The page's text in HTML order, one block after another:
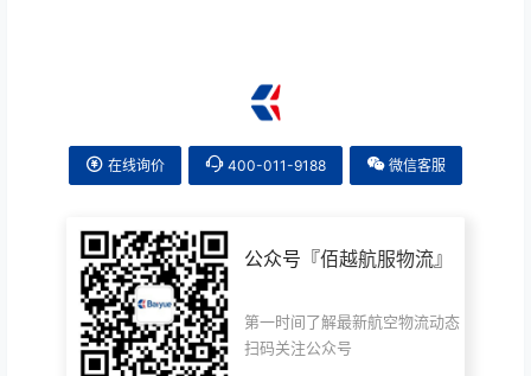
在线询价 400-011-9188 微信客服
公众号『佰越航服物流』
第一时间了解最新航空物流动态
扫码关注公众号